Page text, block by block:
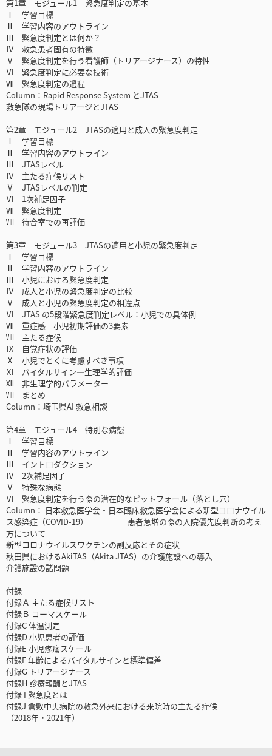
第1章 モジュール1 緊急度判定の基本
Ⅰ 学習目標
Ⅱ 学習内容のアウトライン
Ⅲ 緊急度判定とは何か？
Ⅳ 救急患者固有の特徴
Ⅴ 緊急度判定を行う看護師（トリアージナース）の特性
Ⅵ 緊急度判定に必要な技術
Ⅶ 緊急度判定の過程
Column：Rapid Response System とJTAS
救急隊の現場トリアージとJTAS
第2章 モジュール2 JTASの適用と成人の緊急度判定
Ⅰ 学習目標
Ⅱ 学習内容のアウトライン
Ⅲ JTASレベル
Ⅳ 主たる症候リスト
Ⅴ JTASレベルの判定
Ⅵ 1次補足因子
Ⅶ 緊急度判定
Ⅷ 待合室での再評価
第3章 モジュール3 JTASの適用と小児の緊急度判定
Ⅰ 学習目標
Ⅱ 学習内容のアウトライン
Ⅲ 小児における緊急度判定
Ⅳ 成人と小児の緊急度判定の比較
Ⅴ 成人と小児の緊急度判定の相違点
Ⅵ JTAS の5段階緊急度判定レベル：小児での具体例
Ⅶ 重症感―小児初期評価の3要素
Ⅷ 主たる症候
Ⅸ 自覚症状の評価
Ⅹ 小児でとくに考慮すべき事項
Ⅺ バイタルサイン―生理学的評価
Ⅻ 非生理学的パラメーター
Ⅷ まとめ
Column：埼玉県AI 救急相談
第4章 モジュール4 特別な病態
Ⅰ 学習目標
Ⅱ 学習内容のアウトライン
Ⅲ イントロダクション
Ⅳ 2次補足因子
Ⅴ 特殊な病態
Ⅵ 緊急度判定を行う際の潜在的なピットフォール（落とし穴）
Column： 日本救急医学会・日本臨床救急医学会による新型コロナウイル
ス感染症（COVID-19） 患者急増の際の入院優先度判断の考え
方について
新型コロナウイルスワクチンの副反応とその症状
秋田県におけるAkiTAS（Akita JTAS）の介護施設への導入
介護施設の諸問題
付録
付録Ａ 主たる症候リスト
付録Ｂ コーマスケール
付録C 体温測定
付録D 小児患者の評価
付録E 小児疼痛スケール
付録F 年齢によるバイタルサインと標準偏差
付録G トリアージナース
付録H 診療報酬とJTAS
付録 I 緊急度とは
付録J 倉敷中央病院の救急外来における来院時の主たる症候
（2018年・2021年）